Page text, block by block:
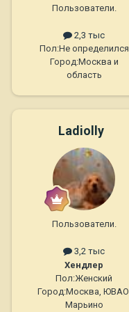
Пользователи.
2,3 тыс
Пол:Не определился
Город:Москва и
область
Ladiolly
Пользователи.
3,2 тыс
Хендлер
Пол:Женский
Город:Москва, ЮВАО,
Марьино